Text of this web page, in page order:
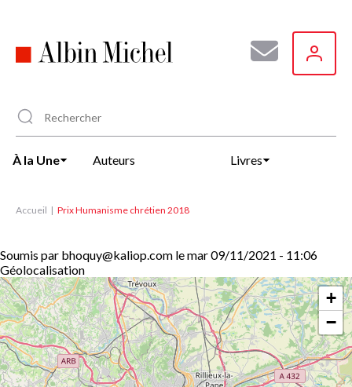
principal
À la Une Auteurs Livres
Accueil Prix Humanisme chrétien 2018
Soumis par bhoquy@kaliop.com lemar 09/11/2021 - 11:06
Géolocalisation
+
−